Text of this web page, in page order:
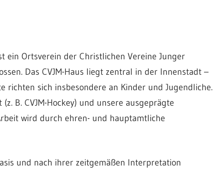
ein Ortsverein der Christlichen Vereine Junger
Das CVJM-Haus liegt zentral in der Innenstadt –
richten sich insbesondere an Kinder und Jugendliche.
B. CVJM-Hockey) und unsere ausgeprägte
wird durch ehren- und hauptamtliche
und nach ihrer zeitgemäßen Interpretation